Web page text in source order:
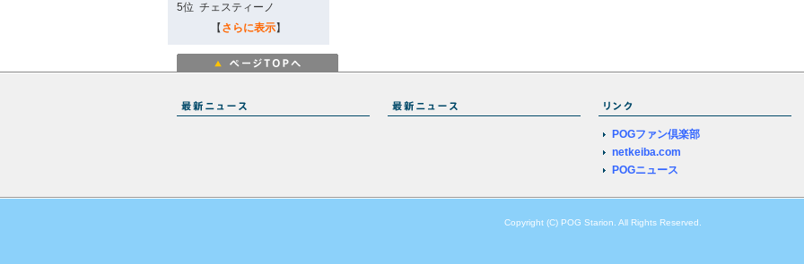
5位 チェスティーノ
【 さらに表示】
POGファン倶楽部
netkeiba.com
POGニュース
Copyright (C) POG Starion. All Rights Reserved.